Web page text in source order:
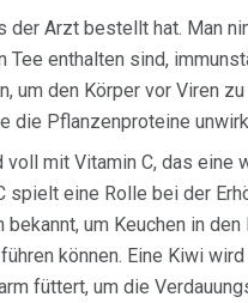
der Arzt bestellt hat. Man
Tee enthalten sind,
um den Körper vor Viren
die Pflanzenproteine
mit Vitamin C, das eine
eine Rolle bei der
um Keuchen in
können. Eine Kiwi
füttert, um die